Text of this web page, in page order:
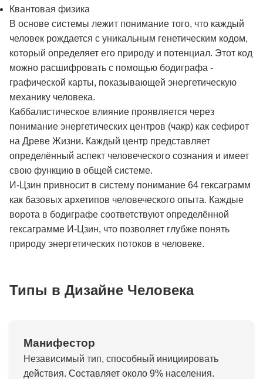
Квантовая физика
В основе системы лежит понимание того, что каждый
человек рождается с уникальным генетическим кодом,
который определяет его природу и потенциал. Этот код
можно расшифровать с помощью бодиграфа -
графической карты, показывающей энергетическую
механику человека.
Каббалистическое влияние проявляется через
понимание энергетических центров (чакр) как сефирот
на Древе Жизни. Каждый центр представляет
определённый аспект человеческого сознания и имеет
свою функцию в общей системе.
И-Цзин привносит в систему понимание 64 гексаграмм
как базовых архетипов человеческого опыта. Каждые
ворота в бодиграфе соответствуют определённой
гексаграмме И-Цзин, что позволяет глубже понять
природу энергетических потоков в человеке.
Типы в Дизайне Человека
Манифестор
Независимый тип, способный инициировать
действия. Составляет около 9% населения.